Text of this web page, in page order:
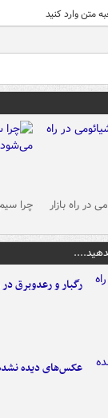
متن وارد کنید
در راه بازار چرا
رگبار و رعدوبرق
عکس‌های دیده